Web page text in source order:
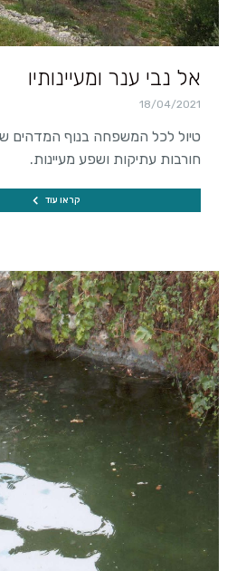
אל נבי ענר ומעיינותיו
18/04/2021
טיול לכל המשפחה בנוף המדהים
חורבות עתיקות ושפע מעיינות.
קראו עוד